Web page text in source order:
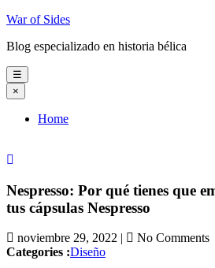
Skip
content
War of Sides
Blog especializado en historia bélica
☰
×
Home
Nespresso: Por qué tienes que
tus cápsulas Nespresso
noviembre 29, 2022 |
No Comments
Categories :Diseño